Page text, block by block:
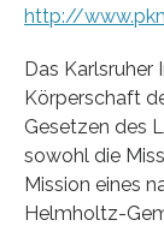
http://
Das Karlsruher
Körperschaft
Gesetzen des
sowohl die
Mission eines
Helmholtz-